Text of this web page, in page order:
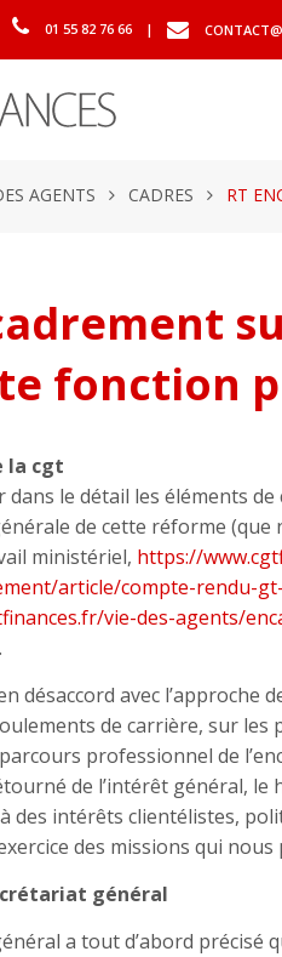
01 55 82 76 66 |
AGENTS CADRES RT
fonction
la cgt
dans le détail les éléments
de cette réforme
ministériel, https://
article/compte-rendu-
vie-des-agents/
désaccord avec l’approche
de carrière, sur les
professionnel de
de l’intérêt général,
des intérêts clientélistes,
des missions qui
général
a tout d’abord précisé